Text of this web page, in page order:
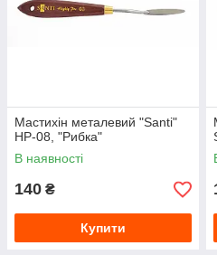
Мастихін металевий "Santi"
HP-08, "Рибка"
В наявності
140 ₴
Купити